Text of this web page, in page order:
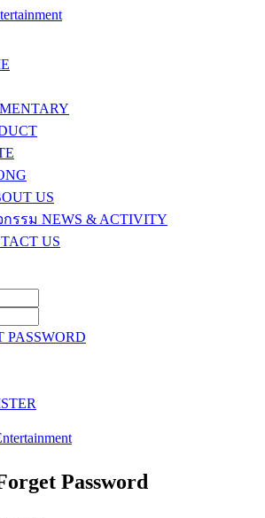
US
รรม NEWS & ACTIVITY
US
PASSWORD
Password